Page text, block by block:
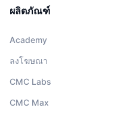
ผลิตภัณฑ์
Academy
ลงโฆษณา
CMC Labs
CMC Max